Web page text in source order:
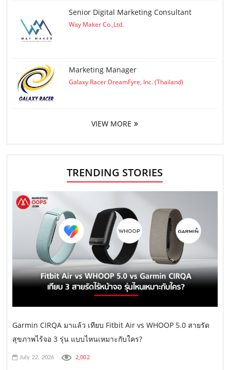
Senior Digital Marketing Consultant
Way Maker Co.,Ltd.
Marketing Manager
Galaxy Racer DreamFyre, Inc. (Thailand)
VIEW MORE
TRENDING STORIES
Garmin CIRQA มาแล้ว เทียบ Fitbit Air vs WHOOP 5.0 สายรัด
สุขภาพไร้จอ 3 รุ่น แบบไหนเหมาะกับใคร?
July 22, 2026 2,002